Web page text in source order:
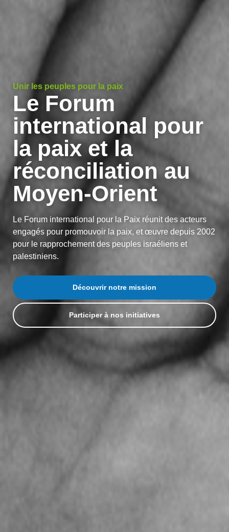
Unir les peuples pour la paix
Le Forum
international pour
la paix et la
réconciliation au
Moyen-Orient
Le Forum international pour la Paix réunit des acteurs
engagés pour promouvoir la paix, et œuvre depuis 2002
pour le rapprochement des peuples israéliens et
palestiniens.
Découvrir notre mission
Participer à nos initiatives